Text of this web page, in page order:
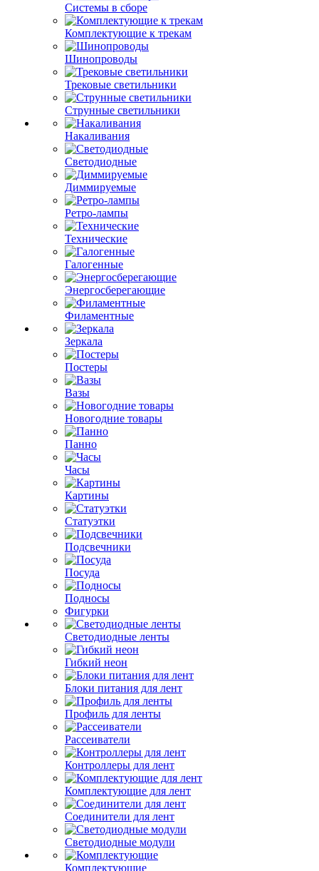
Системы в сборе
Комплектующие к трекам
Шинопроводы
Трековые светильники
Струнные светильники
Накаливания
Светодиодные
Диммируемые
Ретро-лампы
Технические
Галогенные
Энергосберегающие
Филаментные
Зеркала
Постеры
Вазы
Новогодние товары
Панно
Часы
Картины
Статуэтки
Подсвечники
Посуда
Подносы
Фигурки
Светодиодные ленты
Гибкий неон
Блоки питания для лент
Профиль для ленты
Рассеиватели
Контроллеры для лент
Комплектующие для лент
Соединители для лент
Светодиодные модули
Комплектующие